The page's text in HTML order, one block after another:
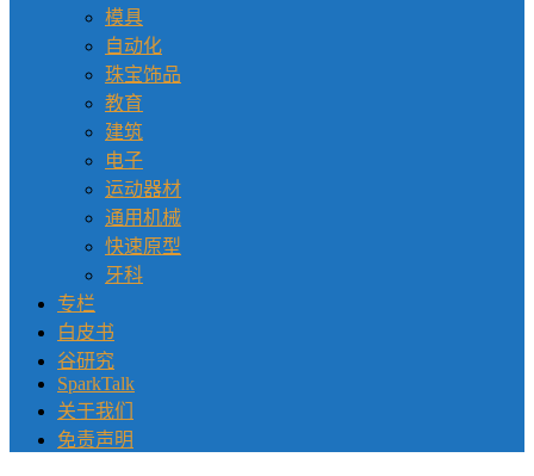
模具
自动化
珠宝饰品
教育
建筑
电子
运动器材
通用机械
快速原型
牙科
专栏
白皮书
谷研究
SparkTalk
关于我们
免责声明